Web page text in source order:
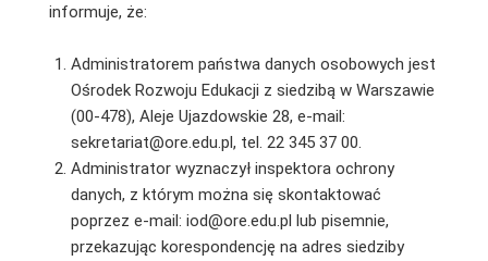
informuje, że:
Administratorem państwa danych osobowych jest
Ośrodek Rozwoju Edukacji z siedzibą w Warszawie
(00-478), Aleje Ujazdowskie 28, e-mail:
sekretariat@ore.edu.pl, tel. 22 345 37 00.
Administrator wyznaczył inspektora ochrony
danych, z którym można się skontaktować
poprzez e-mail: iod@ore.edu.pl lub pisemnie,
przekazując korespondencję na adres siedziby